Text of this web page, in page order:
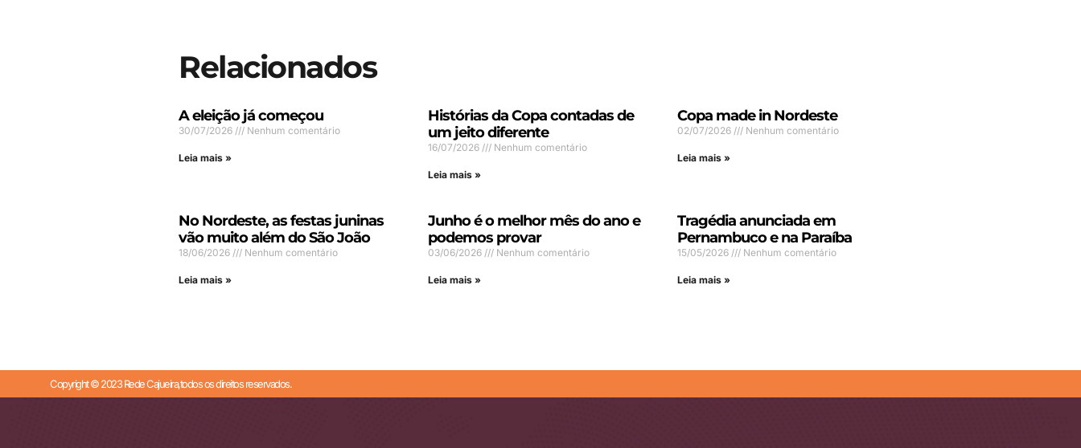
Relacionados
A eleição já começou
30/07/2026 Nenhum comentário
Leia mais »
Histórias da Copa contadas de
um jeito diferente
16/07/2026 Nenhum comentário
Leia mais »
Copa made in Nordeste
02/07/2026 Nenhum comentário
Leia mais »
No Nordeste, as festas juninas
vão muito além do São João
18/06/2026 Nenhum comentário
Leia mais »
Junho é o melhor mês do ano e
podemos provar
03/06/2026 Nenhum comentário
Leia mais »
Tragédia anunciada em
Pernambuco e na Paraíba
15/05/2026 Nenhum comentário
Leia mais »
Copyright © 2023 Rede Cajueira,todos os direitos reservados.